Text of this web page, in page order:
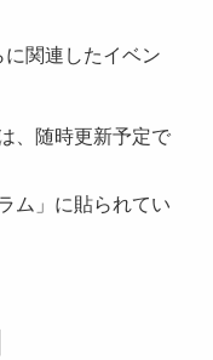
関連したイベン
、随時更新予定で
ム」に貼られてい